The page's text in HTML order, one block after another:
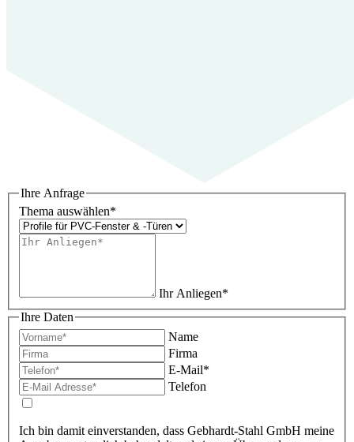
Ihre Anfrage
Thema auswählen*
Ihr Anliegen*
Ihre Daten
Name
Firma
E-Mail*
Telefon
Ich bin damit einverstanden, dass Gebhardt-Stahl GmbH meine